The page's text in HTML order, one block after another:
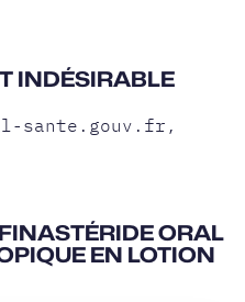
INDÉSIRABLE
sante.gouv.fr,
ORAL
EN LOTION